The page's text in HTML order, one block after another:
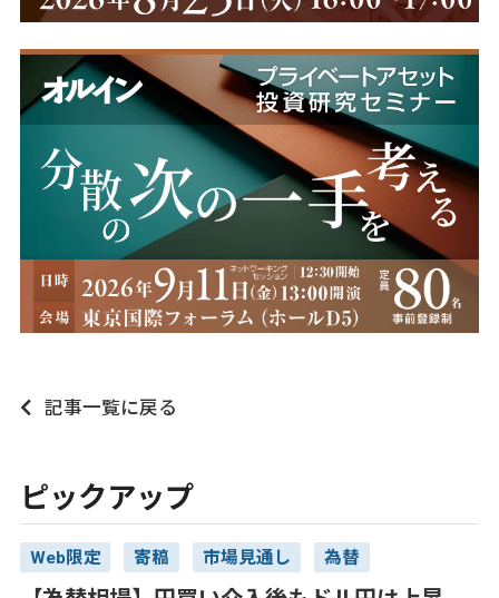
記事一覧に戻る
ピックアップ
Web限定 寄稿 市場見通し 為替